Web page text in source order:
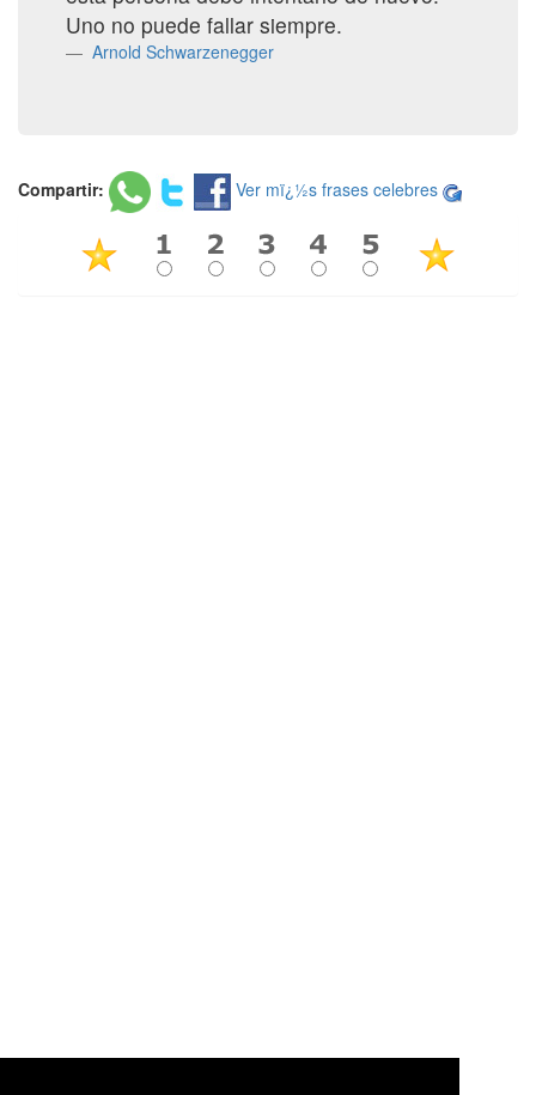
Uno no puede fallar siempre.
Arnold Schwarzenegger
Compartir: Ver mï¿½s frases celebres